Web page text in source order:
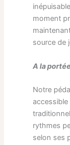
moment
source de
A la
Notre
rythmes
selon ses